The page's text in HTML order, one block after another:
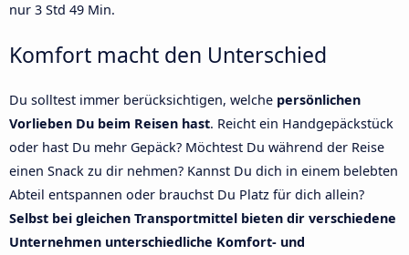
nur 3 Std 49 Min.
Komfort macht den Unterschied
Du solltest immer berücksichtigen, welche persönlichen
Vorlieben Du beim Reisen hast. Reicht ein Handgepäckstück
oder hast Du mehr Gepäck? Möchtest Du während der Reise
einen Snack zu dir nehmen? Kannst Du dich in einem belebten
Abteil entspannen oder brauchst Du Platz für dich allein?
Selbst bei gleichen Transportmittel bieten dir verschiedene
Unternehmen unterschiedliche Komfort- und